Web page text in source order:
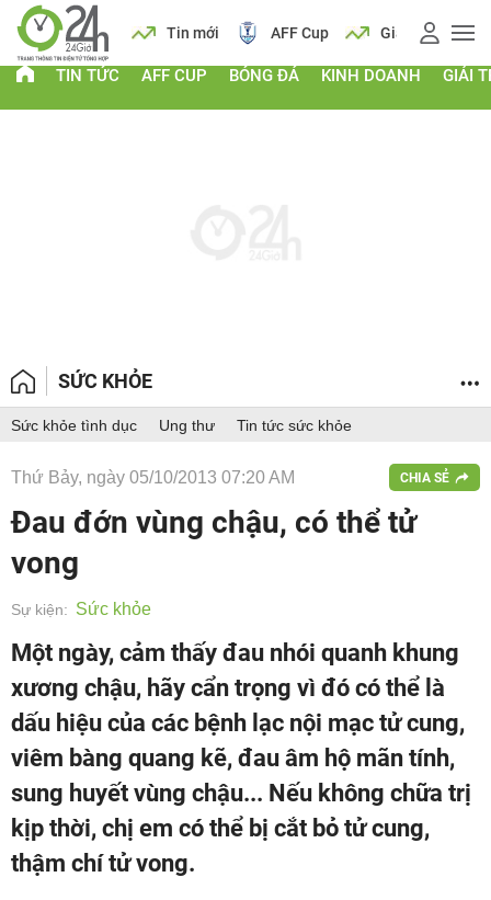
Lịch Tin mới AFF Cup Giá vàng
TIN TỨC AFF CUP BÓNG ĐÁ KINH DOANH GIẢI
SỨC KHỎE
Sức khỏe tình dục Ung thư Tin tức sức khỏe
Thứ Bảy, ngày 05/10/2013 07:20 AM CHIA SẺ
Đau đớn vùng chậu, có thể tử
vong
Sự kiện: Sức khỏe
Một ngày, cảm thấy đau nhói quanh khung
xương chậu, hãy cẩn trọng vì đó có thể là
dấu hiệu của các bệnh lạc nội mạc tử cung,
viêm bàng quang kẽ, đau âm hộ mãn tính,
sung huyết vùng chậu... Nếu không chữa trị
kịp thời, chị em có thể bị cắt bỏ tử cung,
thậm chí tử vong.